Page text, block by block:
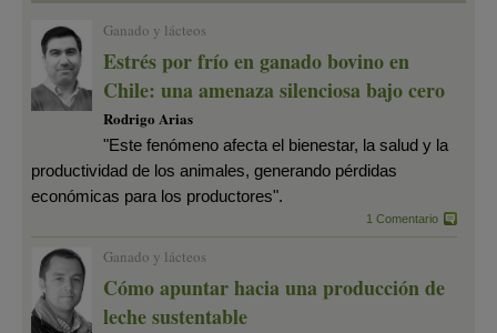
Ganado y lácteos
Estrés por frío en ganado bovino en
Chile: una amenaza silenciosa bajo cero
Rodrigo Arias
"Este fenómeno afecta el bienestar, la salud y la
productividad de los animales, generando pérdidas
económicas para los productores".
1 Comentario
Ganado y lácteos
Cómo apuntar hacia una producción de
leche sustentable